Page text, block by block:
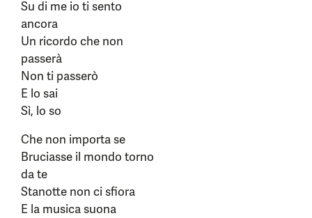
Su di me io ti sento
ancora
Un ricordo che non
passerà
Non ti passerò
E lo sai
Sì, lo so
Che non importa se
Bruciasse il mondo torno
da te
Stanotte non ci sfiora
E la musica suona